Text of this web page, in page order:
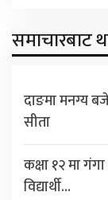
समाचारबाट
दाङमा मनग्य
सीता
कक्षा १२ मा
विद्यार्थी…